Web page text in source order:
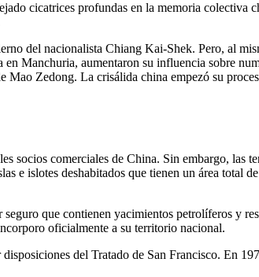
cicatrices profundas en la memoria colectiva
del nacionalista Chiang Kai-Shek. Pero, al
Manchuria, aumentaron su influencia sobre
Zedong. La crisálida china empezó su
socios comerciales de China. Sin embargo, las
e islotes deshabitados que tienen un área total
que contienen yacimientos petrolíferos y
oficialmente a su territorio nacional.
del Tratado de San Francisco. En